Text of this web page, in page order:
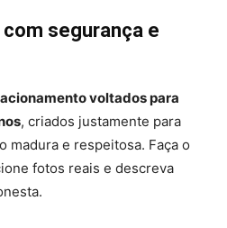
segurança e
voltados para
, criados justamente para
madura e respeitosa. Faça o
fotos reais e descreva